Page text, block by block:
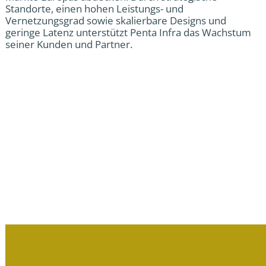
Standorte, einen hohen Leistungs- und
Vernetzungsgrad sowie skalierbare Designs und
geringe Latenz unterstützt Penta Infra das Wachstum
seiner Kunden und Partner.